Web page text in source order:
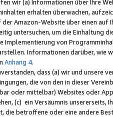
wir (a) Informationen über Ihre
erhalten überwachen,
Amazon-Website über einen
untersuchen, um die Einhaltung
von
Informationen darüber, wie
Anhang 4.
dass (a) wir und
die von den in dieser
oder mittelbar) Websites oder
(c) ein Versäumnis unsererseits,
die betroffene oder eine andere